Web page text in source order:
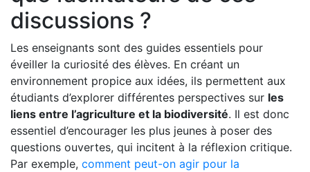
discussions ?
Les enseignants sont des guides essentiels pour
éveiller la curiosité des élèves. En créant un
environnement propice aux idées, ils permettent aux
étudiants d’explorer différentes perspectives sur les
liens entre l’agriculture et la biodiversité. Il est donc
essentiel d’encourager les plus jeunes à poser des
questions ouvertes, qui incitent à la réflexion critique.
Par exemple, comment peut-on agir pour la